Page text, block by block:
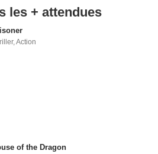
les + attendues
,Action
of the Dragon